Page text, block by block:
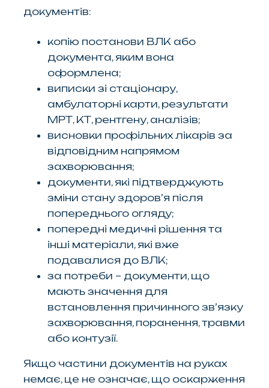
документів:
копію постанови ВЛК або
документа, яким вона
оформлена;
виписки зі стаціонару,
амбулаторні карти, результати
МРТ, КТ, рентгену, аналізів;
висновки профільних лікарів за
відповідним напрямом
захворювання;
документи, які підтверджують
зміни стану здоров’я після
попереднього огляду;
попередні медичні рішення та
інші матеріали, які вже
подавалися до ВЛК;
за потреби – документи, що
мають значення для
встановлення причинного зв’язку
захворювання, поранення, травми
або контузії.
Якщо частини документів на руках
немає, це не означає, що оскарження